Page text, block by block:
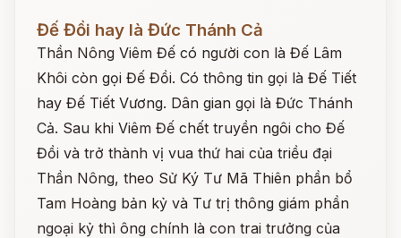
Đọc ngay
Đế Đồi hay là Đức Thánh Cả
Thần Nông Viêm Đế có người con là Đế Lâm
Khôi còn gọi Đế Đồi. Có thông tin gọi là Đế Tiết
hay Đế Tiết Vương. Dân gian gọi là Đức Thánh
Cả. Sau khi Viêm Đế chết truyền ngôi cho Đế
Đồi và trở thành vị vua thứ hai của triều đại
Thần Nông, theo Sử Ký Tư Mã Thiên phần bổ
Tam Hoàng bản kỷ và Tư trị thông giám phần
ngoại kỷ thì ông chính là con trai trưởng của